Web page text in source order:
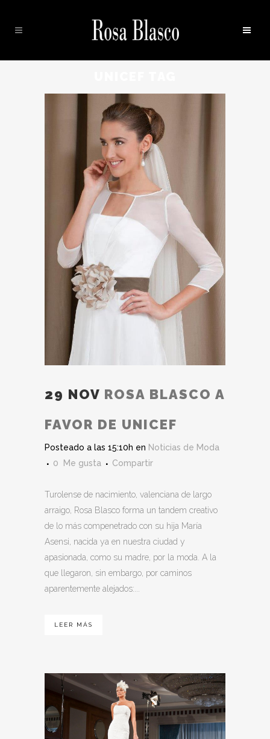
29 NOV ROSA BLASCO A
FAVOR DE UNICEF
Posteado a las 15:10h en Noticias de Moda
0
Me gusta Compartir
Turolense de nacimiento, valenciana de largo
arraigo, Rosa Blasco forma un tandem creativo
de lo más compenetrado con su hija María
Asensi, nacida ya en nuestra ciudad y
apasionada, como su madre, por la moda. A la
que llegaron, sin embargo, por caminos
aparentemente alejados:...
LEER MÁS